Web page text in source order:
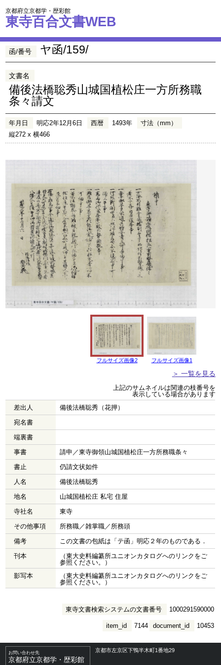
京都府立京都学・歴彩館
東寺百合文書WEB
函/番号 ヤ函/159/
文書名
備後法橋聡秀山城国植松庄一方所務職
条々請文
年月日 明応2年12月6日 西暦 1493年
寸法（mm）
縦272 x 横466
フルサイズ画像2 フルサイズ画像1
＞ 一覧を見る
上記のサムネイルは関連の枝番号を
表示している場合があります
差出人
備後法橋聡秀（花押）
宛名書
端裏書
事書
請申／東寺御領山城国植松庄一方所務職条々
書止
仍請文状如件
人名
備後法橋聡秀
地名
山城国植松庄 私宅 住屋
寺社名
東寺
その他事項
所務職／雑掌職／所務頭
備考
この文書の包紙は「テ函」明応２年のものである．
刊本
（東大史料編纂所ユニオンカタログへのリンクをご
参照ください。）
影写本
（東大史料編纂所ユニオンカタログへのリンクをご
参照ください。）
東寺文書検索システムの文書番号 1000291590000
document_id 10453
item_id 7144
お問い合わせ先
京都府立京都学・歴彩館
京都市左京区下鴨半木町1番地29